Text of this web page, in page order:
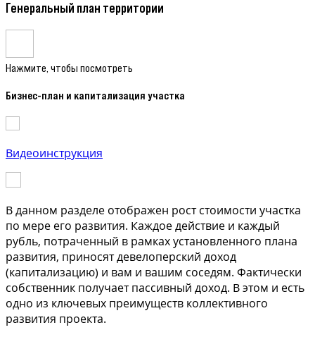
Генеральный план территории
Нажмите, чтобы посмотреть
Бизнес-план и капитализация участка
Видеоинструкция
В данном разделе отображен рост стоимости участка
по мере его развития. Каждое действие и каждый
рубль, потраченный в рамках установленного плана
развития, приносят девелоперский доход
(капитализацию) и вам и вашим соседям. Фактически
собственник получает пассивный доход. В этом и есть
одно из ключевых преимуществ коллективного
развития проекта.